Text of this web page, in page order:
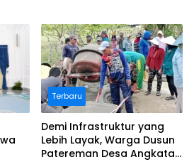
Terbaru
Demi Infrastruktur yang
Lebih Layak, Warga Dusun
Patereman Desa Angkatan